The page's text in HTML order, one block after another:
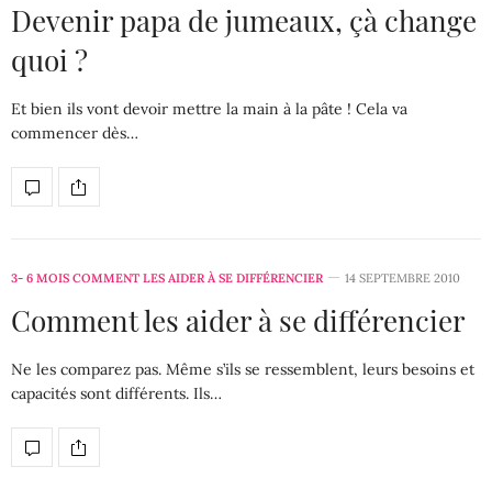
Devenir papa de jumeaux, çà change
quoi ?
Et bien ils vont devoir mettre la main à la pâte ! Cela va
commencer dès…
3- 6 MOIS COMMENT LES AIDER À SE DIFFÉRENCIER 14 SEPTEMBRE 2010
Comment les aider à se différencier
Ne les comparez pas. Même s’ils se ressemblent, leurs besoins et
capacités sont différents. Ils…